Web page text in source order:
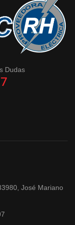
Dudas
José Mariano